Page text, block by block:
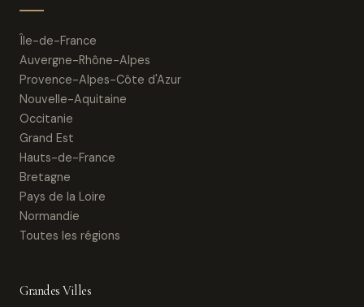
Île-de-France
Auvergne-Rhône-Alpes
Provence-Alpes-Côte d'Azur
Nouvelle-Aquitaine
Occitanie
Grand Est
Hauts-de-France
Bretagne
Pays de la Loire
Normandie
Toutes les régions
Grandes Villes